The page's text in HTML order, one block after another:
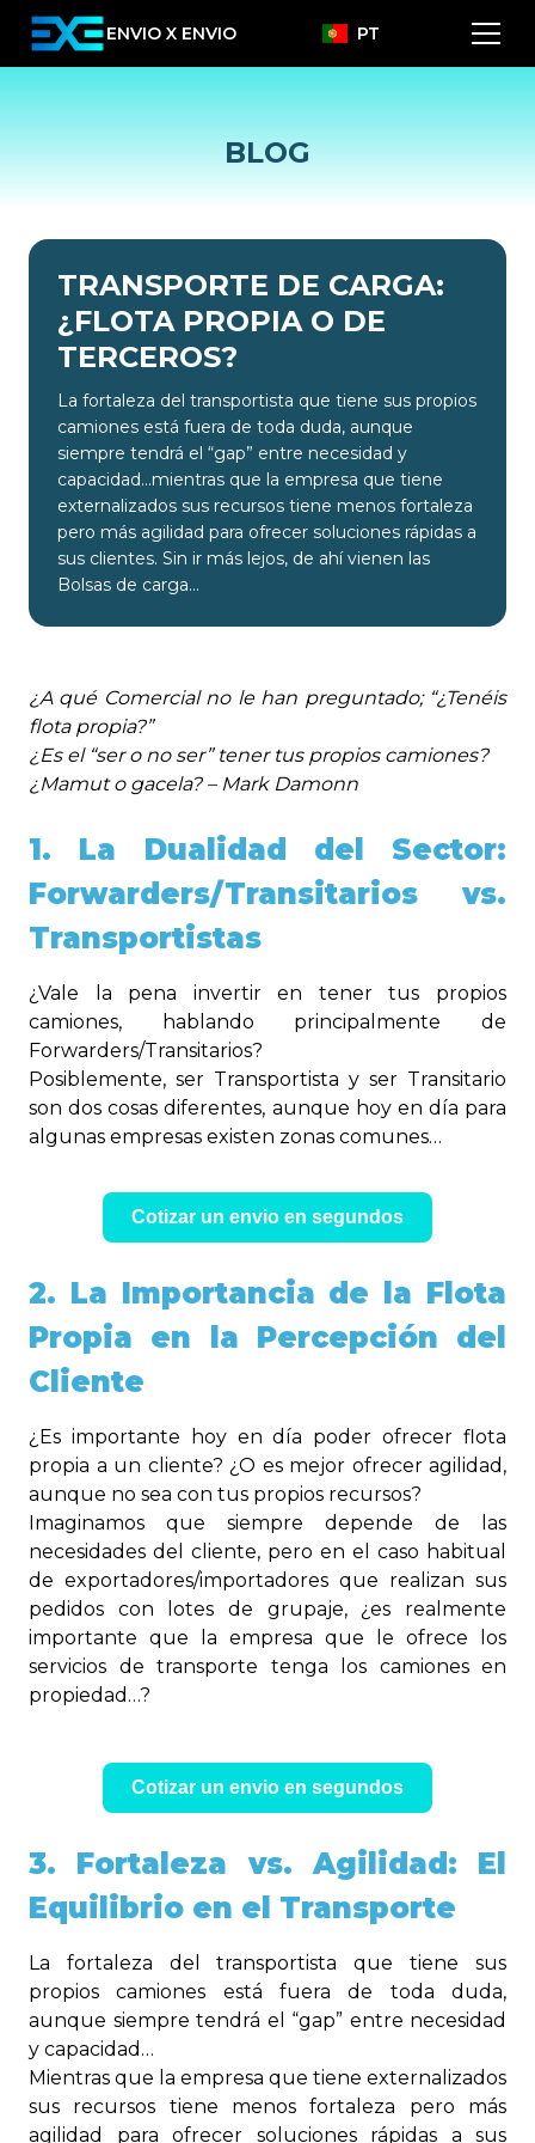
ENVIO X ENVIO PT
BLOG
TRANSPORTE DE CARGA:
¿FLOTA PROPIA O DE
TERCEROS?
La fortaleza del transportista que tiene sus propios
camiones está fuera de toda duda, aunque
siempre tendrá el “gap” entre necesidad y
capacidad…mientras que la empresa que tiene
externalizados sus recursos tiene menos fortaleza
pero más agilidad para ofrecer soluciones rápidas a
sus clientes. Sin ir más lejos, de ahí vienen las
Bolsas de carga…
¿A qué Comercial no le han preguntado; “¿Tenéis
flota propia?”
¿Es el “ser o no ser” tener tus propios camiones?
¿Mamut o gacela? – Mark Damonn
1. La Dualidad del Sector:
Forwarders/Transitarios vs.
Transportistas
¿Vale la pena invertir en tener tus propios
camiones, hablando principalmente de
Forwarders/Transitarios?
Posiblemente, ser Transportista y ser Transitario
son dos cosas diferentes, aunque hoy en día para
algunas empresas existen zonas comunes…
Cotizar un envio en segundos
2. La Importancia de la Flota
Propia en la Percepción del
Cliente
¿Es importante hoy en día poder ofrecer flota
propia a un cliente? ¿O es mejor ofrecer agilidad,
aunque no sea con tus propios recursos?
Imaginamos que siempre depende de las
necesidades del cliente, pero en el caso habitual
de exportadores/importadores que realizan sus
pedidos con lotes de grupaje, ¿es realmente
importante que la empresa que le ofrece los
servicios de transporte tenga los camiones en
propiedad…?
Cotizar un envio en segundos
3. Fortaleza vs. Agilidad: El
Equilibrio en el Transporte
La fortaleza del transportista que tiene sus
propios camiones está fuera de toda duda,
aunque siempre tendrá el “gap” entre necesidad
y capacidad…
Mientras que la empresa que tiene externalizados
sus recursos tiene menos fortaleza pero más
agilidad para ofrecer soluciones rápidas a sus